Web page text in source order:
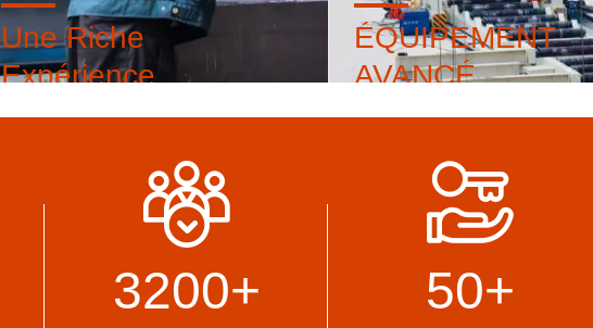
Une Riche
Expérience
des produits de structure en acier qui
sont entièrement conformes aux lois et
réglementations de votre pays.
ÉQUIPEMENT
AVANCÉ
garantissent que nos normes de
fabrication restent à la pointe au
niveau international.
3200+ 50+